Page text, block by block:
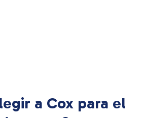
a Cox para el